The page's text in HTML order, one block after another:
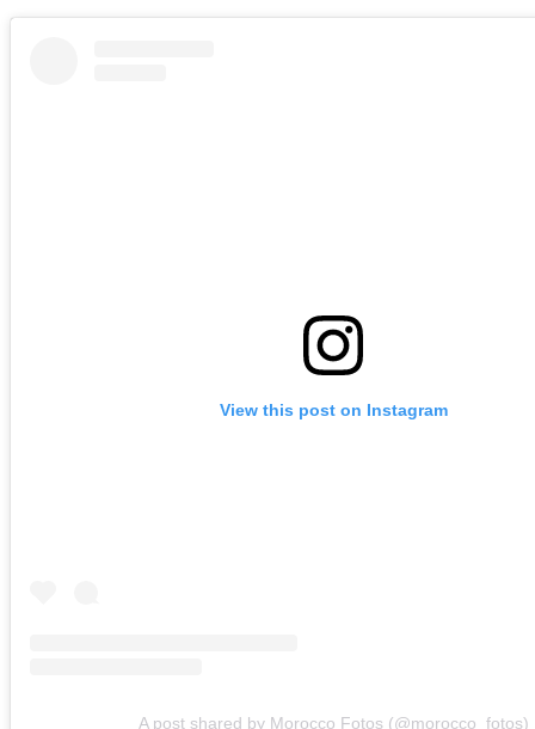
View this post on Instagram
A post shared by Morocco Fotos (@morocco_fotos)